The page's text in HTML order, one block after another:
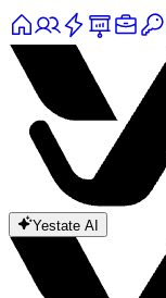
Yestate AI